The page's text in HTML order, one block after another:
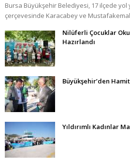
Bursa Büyükşehir Belediyesi, 17 ilçede yol
çerçevesinde Karacabey ve
Nilüferli Çocuklar
Hazırlandı
Büyükşehir’den
Yıldırımlı Kadınlar